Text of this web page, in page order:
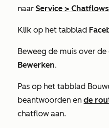
naar Service > Chatflows
Klik op het tabblad
Beweeg de muis over
Bewerken.
Pas op het tabblad
beantwoorden en de
chatflow aan.